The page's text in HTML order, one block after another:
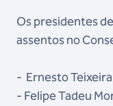
Os presidentes
assentos no
- ⁠⁠Ernesto
-⁠ ⁠Felipe Tadeu